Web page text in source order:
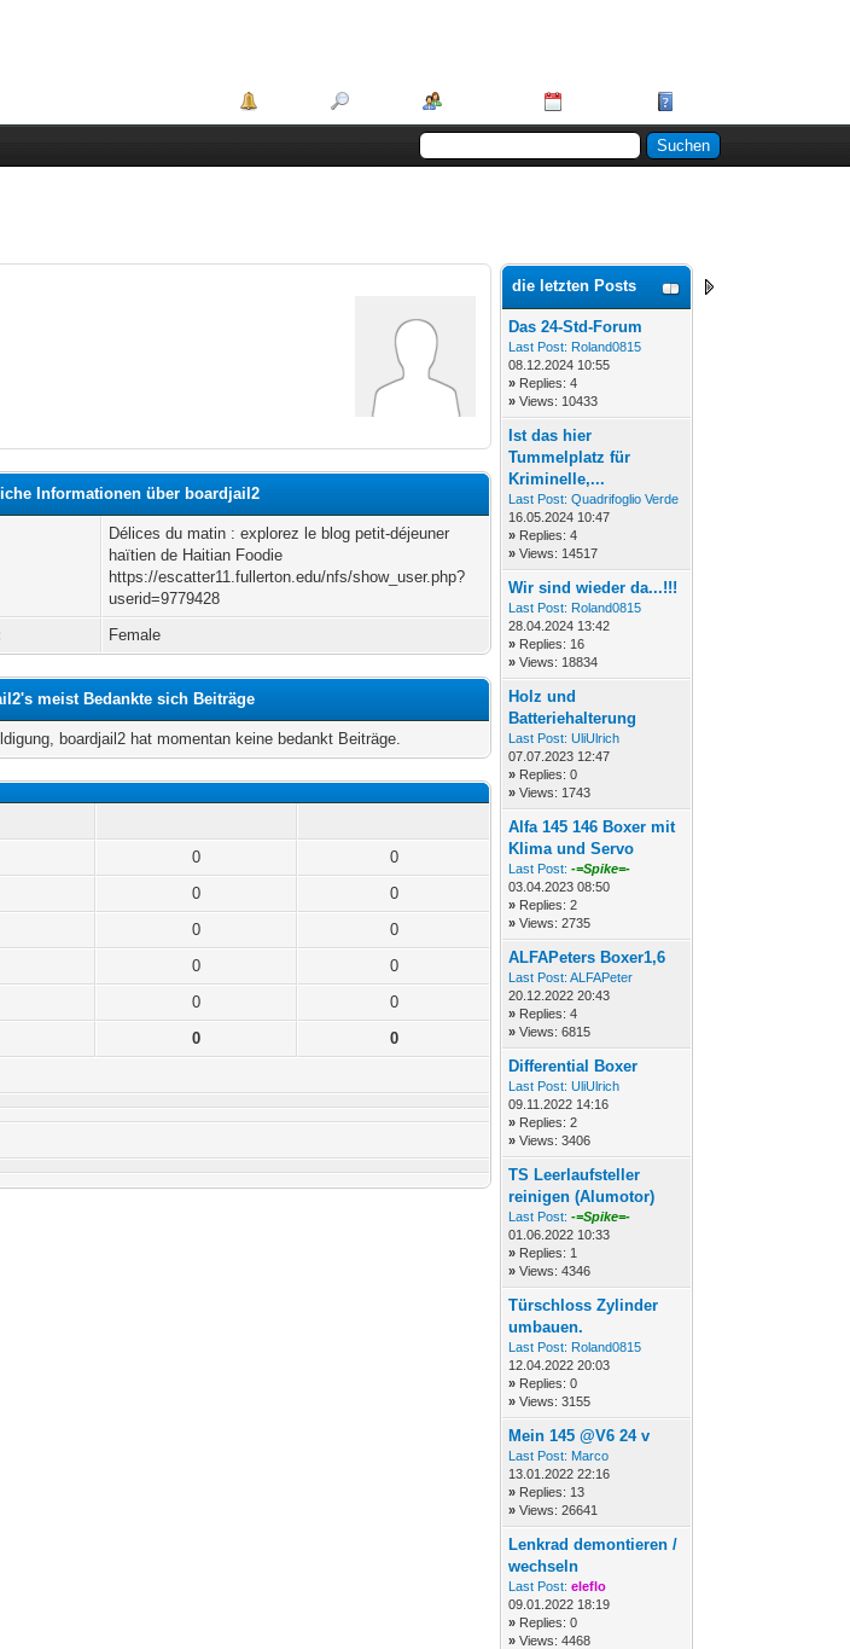
Informationen über boardjail2
Délices du matin : explorez le blog petit‑déjeuner
haïtien de Haitian Foodie
https://escatter11.fullerton.edu/nfs/show_user.php?
userid=9779428
Female
meist Bedankte sich Beiträge
boardjail2 hat momentan keine bedankt Beiträge.
0
0
0
0
0
0
0
0
0
0
0
0
die letzten Posts
Das 24-Std-Forum
Last Post: Roland0815
08.12.2024 10:55
» Replies: 4
»Views: 10433
Ist das hier
Tummelplatz für
Kriminelle,...
Last Post: Quadrifoglio Verde
16.05.2024 10:47
» Replies: 4
»Views: 14517
Wir sind wieder da...!!!
Last Post: Roland0815
28.04.2024 13:42
» Replies: 16
»Views: 18834
Holz und
Batteriehalterung
Last Post: UliUlrich
07.07.2023 12:47
» Replies: 0
»Views: 1743
Alfa 145 146 Boxer mit
Klima und Servo
Last Post: -=Spike=-
03.04.2023 08:50
» Replies: 2
»Views: 2735
ALFAPeters Boxer1,6
Last Post: ALFAPeter
20.12.2022 20:43
» Replies: 4
»Views: 6815
Differential Boxer
Last Post: UliUlrich
09.11.2022 14:16
» Replies: 2
»Views: 3406
TS Leerlaufsteller
reinigen (Alumotor)
Last Post: -=Spike=-
01.06.2022 10:33
» Replies: 1
»Views: 4346
Türschloss Zylinder
umbauen.
Last Post: Roland0815
12.04.2022 20:03
» Replies: 0
»Views: 3155
Mein 145 @V6 24 v
Last Post: Marco
13.01.2022 22:16
» Replies: 13
»Views: 26641
Lenkrad demontieren /
wechseln
Last Post: eleflo
09.01.2022 18:19
» Replies: 0
»Views: 4468